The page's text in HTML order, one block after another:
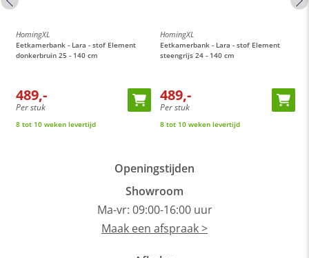
HomingXL
Eetkamerbank - Lara - stof Element
donkerbruin 25 - 140 cm
489,-
Per stuk
8 tot 10 weken levertijd
HomingXL
Eetkamerbank - Lara - stof Element
steengrijs 24 - 140 cm
489,-
Per stuk
8 tot 10 weken levertijd
Openingstijden
Showroom
Ma-vr: 09:00-16:00 uur
Maak een afspraak >